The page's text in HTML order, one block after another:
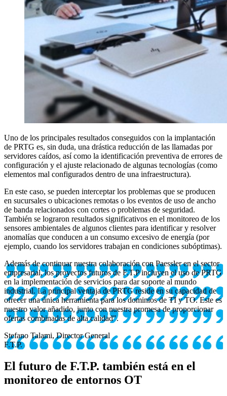
Uno de los principales resultados conseguidos con la implantación
de PRTG es, sin duda, una drástica reducción de las llamadas por
servidores caídos, así como la identificación preventiva de errores de
configuración y el ajuste relacionado de algunas tecnologías (como
elementos mal configurados dentro de una infraestructura).
En este caso, se pueden interceptar los problemas que se producen
en sucursales o ubicaciones remotas o los eventos de uso de ancho
de banda relacionados con cortes o problemas de seguridad.
También se lograron resultados significativos en el monitoreo de los
sensores ambientales de algunos clientes para identificar y resolver
anomalías que conducen a un consumo excesivo de energía (por
ejemplo, cuando los servidores trabajan en condiciones subóptimas).
Además de continuar nuestra colaboración con Paessler en el sector
empresarial, los proyectos futuros de F.T.P incluyen el uso de PRTG
en la implementación de servicios para dar soporte al mundo
industrial. La principal ventaja de PRTG reside en su capacidad de
ofrecer una única herramienta para los dominios de TI y TO. Este es
nuestro valor añadido, junto con nuestra promesa de proporcionar
ofertas combinadas de alta calidad".
Stefano Talami, Director General
F.T.P.
El futuro de F.T.P. también está en el
monitoreo de entornos OT